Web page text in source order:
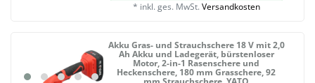
* inkl. ges. MwSt. Versandkosten
Akku Gras- und Strauchschere 18 V mit 2,0
Ah Akku und Ladegerät, bürstenloser
Motor, 2-in-1 Rasenschere und
Heckenschere, 180 mm Grasschere, 92